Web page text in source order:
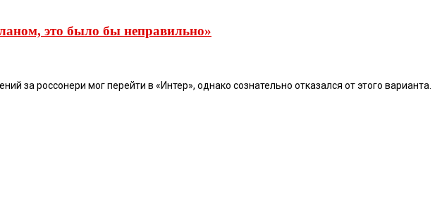
это было бы неправильно»
за россонери мог перейти в «Интер», однако сознательно отказался от этого варианта.